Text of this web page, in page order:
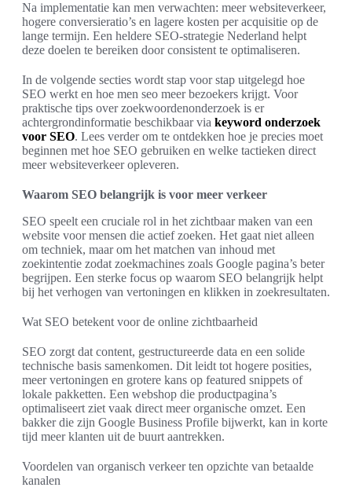
Na implementatie kan men verwachten: meer websiteverkeer,
hogere conversieratio’s en lagere kosten per acquisitie op de
lange termijn. Een heldere SEO-strategie Nederland helpt
deze doelen te bereiken door consistent te optimaliseren.
In de volgende secties wordt stap voor stap uitgelegd hoe
SEO werkt en hoe men seo meer bezoekers krijgt. Voor
praktische tips over zoekwoordenonderzoek is er
achtergrondinformatie beschikbaar via keyword onderzoek
voor SEO. Lees verder om te ontdekken hoe je precies moet
beginnen met hoe SEO gebruiken en welke tactieken direct
meer websiteverkeer opleveren.
Waarom SEO belangrijk is voor meer verkeer
SEO speelt een cruciale rol in het zichtbaar maken van een
website voor mensen die actief zoeken. Het gaat niet alleen
om techniek, maar om het matchen van inhoud met
zoekintentie zodat zoekmachines zoals Google pagina’s beter
begrijpen. Een sterke focus op waarom SEO belangrijk helpt
bij het verhogen van vertoningen en klikken in zoekresultaten.
Wat SEO betekent voor de online zichtbaarheid
SEO zorgt dat content, gestructureerde data en een solide
technische basis samenkomen. Dit leidt tot hogere posities,
meer vertoningen en grotere kans op featured snippets of
lokale pakketten. Een webshop die productpagina’s
optimaliseert ziet vaak direct meer organische omzet. Een
bakker die zijn Google Business Profile bijwerkt, kan in korte
tijd meer klanten uit de buurt aantrekken.
Voordelen van organisch verkeer ten opzichte van betaalde
kanalen